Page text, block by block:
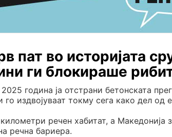
пат во историјата
ги блокираше
година ја отстрани бетонската
издвојуваат токму сега како дел
речен хабитат, а Македонија
речна бариера.